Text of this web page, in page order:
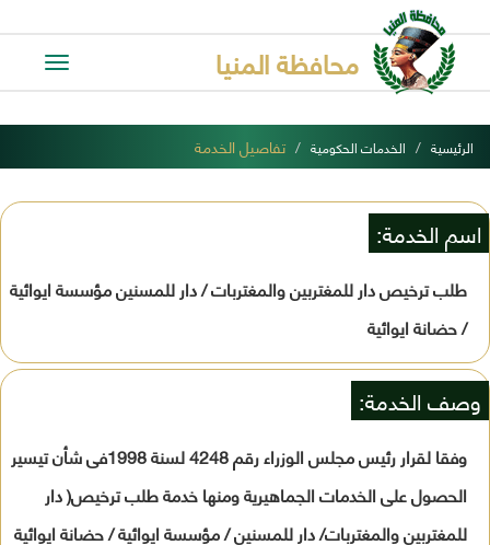
Toggle
محافظة المنيا
الرئيسية الخدمات الحكومية تفاصيل الخدمة
اسم الخدمة:
طلب ترخيص دار للمغتربين والمغتربات / دار للمسنين مؤسسة ايوائية
/ حضانة ايوائية
وصف الخدمة:
وفقا لقرار رئيس مجلس الوزراء رقم 4248 لسنة 1998فى شأن تيسير
الحصول على الخدمات الجماهيرية ومنها خدمة طلب ترخيص( دار
للمغتربين والمغتربات/ دار للمسنين / مؤسسة ايوائية / حضانة ايوائية